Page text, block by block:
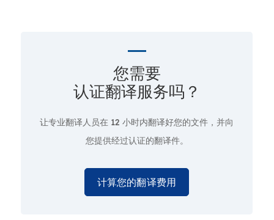
您需要
认证翻译服务吗？
让专业翻译人员在 12 小时内翻译好您的文件，并向
您提供经过认证的翻译件。
计算您的翻译费用